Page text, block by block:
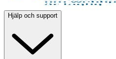
Hjälp och support